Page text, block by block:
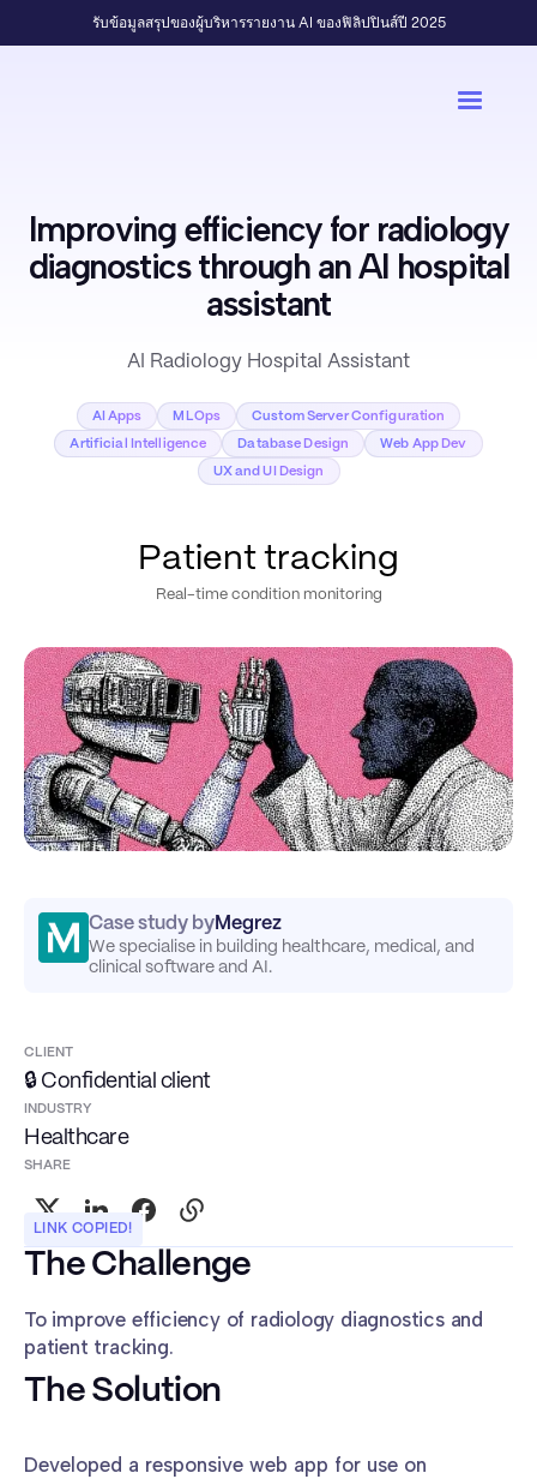
รับข้อมูลสรุปของผู้บริหารรายงาน AI ของฟิลิปปินส์ปี 2025
Improving efficiency for radiology
diagnostics through an AI hospital
assistant
AI Radiology Hospital Assistant
AI Apps MLOps Custom Server Configuration
Artificial Intelligence Database Design Web App Dev
UX and UI Design
Patient tracking
Real-time condition monitoring
Case study by Megrez
We specialise in building healthcare, medical, and
clinical software and AI.
The Challenge
To improve efficiency of radiology diagnostics and
patient tracking.
The Solution
Developed a responsive web app for use on
CLIENT
🔒 Confidential client
INDUSTRY
Healthcare
SHARE
LINK COPIED!